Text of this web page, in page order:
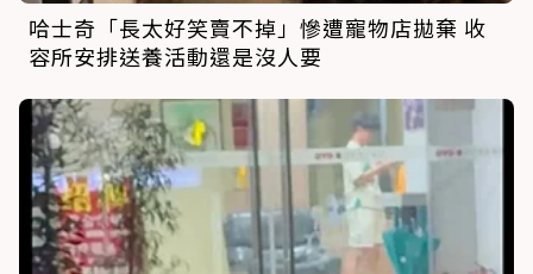
哈士奇「長太好笑賣不掉」慘遭寵物店拋棄 收
容所安排送養活動還是沒人要